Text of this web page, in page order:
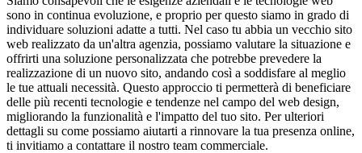
sono in continua evoluzione, e proprio per questo siamo in grado di
individuare soluzioni adatte a tutti. Nel caso tu abbia un vecchio sito
web realizzato da un'altra agenzia, possiamo valutare la situazione e
offrirti una soluzione personalizzata che potrebbe prevedere la
realizzazione di un nuovo sito, andando così a soddisfare al meglio
le tue attuali necessità. Questo approccio ti permetterà di beneficiare
delle più recenti tecnologie e tendenze nel campo del web design,
migliorando la funzionalità e l'impatto del tuo sito. Per ulteriori
dettagli su come possiamo aiutarti a rinnovare la tua presenza online,
ti invitiamo a contattare il nostro team commerciale.